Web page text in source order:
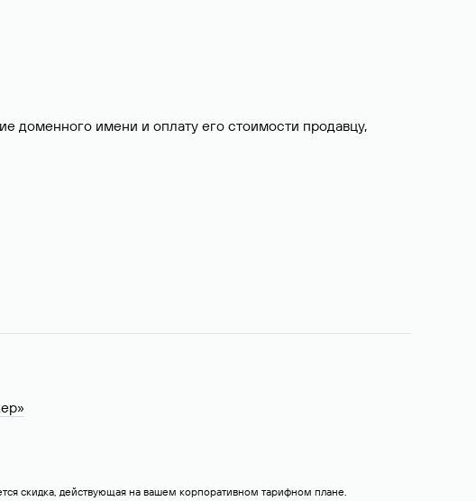
доменного имени и оплату его стоимости продавцу,
скидка, действующая на вашем корпоративном тарифном плане.